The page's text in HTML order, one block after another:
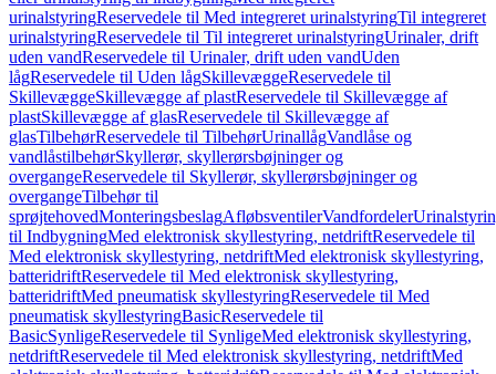
urinalstyringReservedele til Med integreret urinalstyringTil integreret
urinalstyringReservedele til Til integreret urinalstyringUrinaler, drift
uden vandReservedele til Urinaler, drift uden vandUden
lågReservedele til Uden lågSkillevæggeReservedele til
SkillevæggeSkillevægge af plastReservedele til Skillevægge af
plastSkillevægge af glasReservedele til Skillevægge af
glasTilbehørReservedele til TilbehørUrinallågVandlåse og
vandlåstilbehørSkyllerør, skyllerørsbøjninger og
overgangeReservedele til Skyllerør, skyllerørsbøjninger og
overgangeTilbehør til
sprøjtehovedMonteringsbeslagAfløbsventilerVandfordeler
til IndbygningMed elektronisk skyllestyring, netdriftReservedele til
Med elektronisk skyllestyring, netdriftMed elektronisk skyllestyring,
batteridriftReservedele til Med elektronisk skyllestyring,
batteridriftMed pneumatisk skyllestyringReservedele til Med
pneumatisk skyllestyringBasicReservedele til
BasicSynligeReservedele til SynligeMed elektronisk skyllestyring,
netdriftReservedele til Med elektronisk skyllestyring, netdriftMed